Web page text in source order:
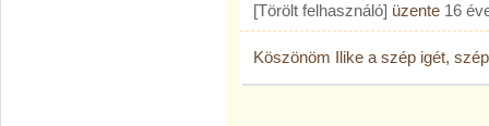
[Törölt felhasználó] üzente 16
Köszönöm Ilike a szép igét,